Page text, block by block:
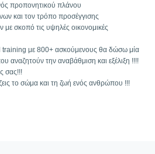
προπονητικού πλάνου
και τον τρόπο προσέγγισης
σκοπό τις υψηλές οικονομικές
training με 800+ ασκούμενους θα δώσω μία
αναζητούν την αναβάθμιση και εξέλιξη !!!!
σας!!!
το σώμα και τη ζωή ενός ανθρώπου !!!